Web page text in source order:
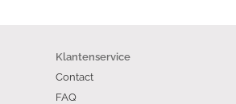
Klantenservice
Contact
FAQ